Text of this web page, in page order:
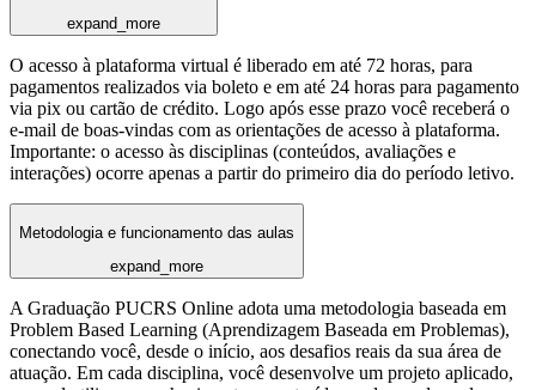
expand_more
O acesso à plataforma virtual é liberado em até 72 horas, para
pagamentos realizados via boleto e em até 24 horas para pagamento
via pix ou cartão de crédito. Logo após esse prazo você receberá o
e-mail de boas-vindas com as orientações de acesso à plataforma.
Importante: o acesso às disciplinas (conteúdos, avaliações e
interações) ocorre apenas a partir do primeiro dia do período letivo.
Metodologia e funcionamento das aulas
expand_more
A Graduação PUCRS Online adota uma metodologia baseada em
Problem Based Learning (Aprendizagem Baseada em Problemas),
conectando você, desde o início, aos desafios reais da sua área de
atuação. Em cada disciplina, você desenvolve um projeto aplicado,